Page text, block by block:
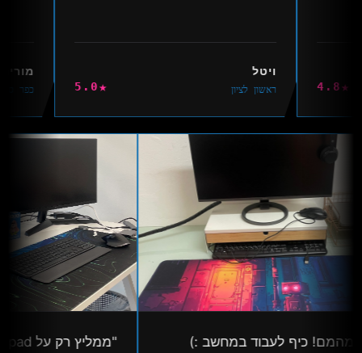
★
4.8
ויטל
ראשון לציון ★
5.0 כפר
כיף לעבוד במחשב :)